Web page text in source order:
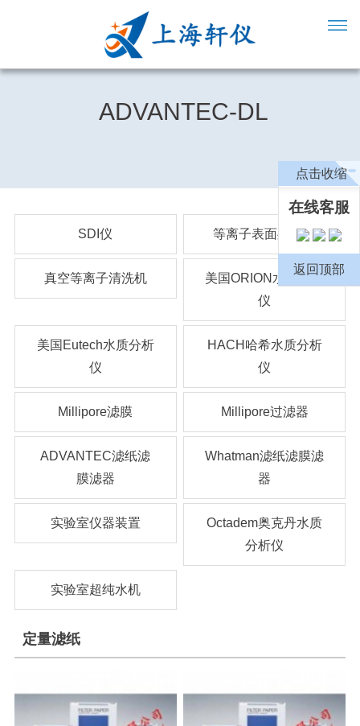
ADVANTEC-DL
SDI仪 等离子表面处理机
真空等离子清洗机
美国ORION水质分析
仪
美国Eutech水质分析
仪
HACH哈希水质分析
仪
Millipore滤膜 Millipore过滤器
ADVANTEC滤纸滤
膜滤器
Whatman滤纸滤膜滤
器
实验室仪器装置
Octadem奥克丹水质
分析仪
实验室超纯水机
定量滤纸
点击收缩
在线客服
返回顶部